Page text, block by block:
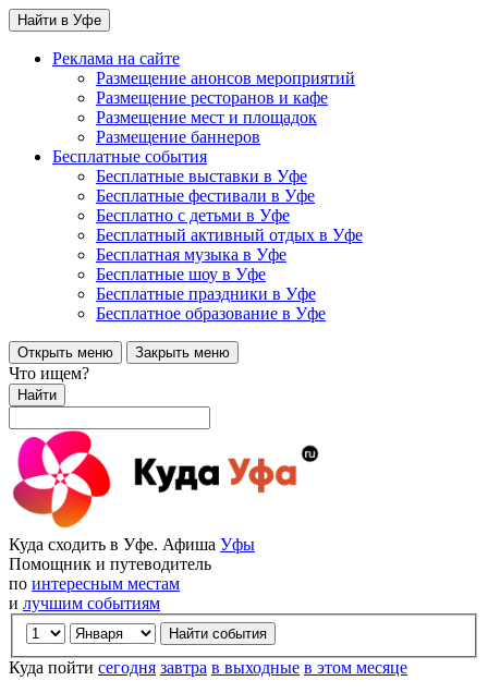
Найти в Уфе
Реклама на сайте
Размещение анонсов мероприятий
Размещение ресторанов и кафе
Размещение мест и площадок
Размещение баннеров
Бесплатные события
Бесплатные выставки в Уфе
Бесплатные фестивали в Уфе
Бесплатно с детьми в Уфе
Бесплатный активный отдых в Уфе
Бесплатная музыка в Уфе
Бесплатные шоу в Уфе
Бесплатные праздники в Уфе
Бесплатное образование в Уфе
Открыть меню Закрыть меню
Что ищем?
Найти
Куда сходить в Уфе. Афиша Уфы
Помощник и путеводитель
по интересным местам
и лучшим событиям
Куда пойти сегодня завтра в выходные в этом месяце